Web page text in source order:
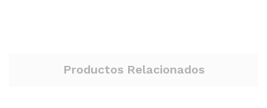
Productos Relacionados